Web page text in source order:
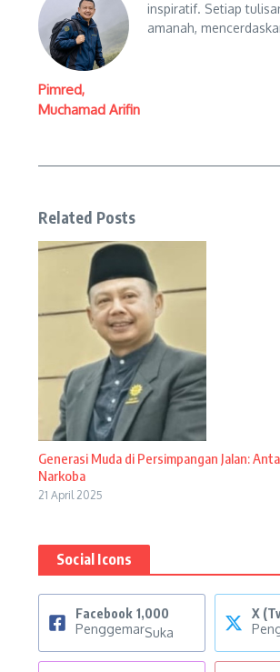
Pimred,
Muchamad Arifin
inspiratif. Setiap
amanah,
Related Posts
Generasi Muda di Persimpangan Jalan:
Narkoba
21 April 2025
Social Icons
Facebook 1,000
PenggemarSuka
X